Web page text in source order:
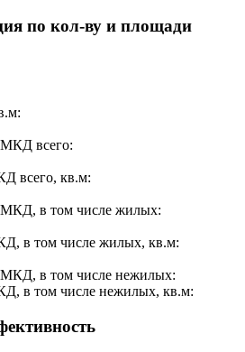
по кол-ву и площади
всего:
всего, кв.м:
в том числе жилых:
в том числе жилых, кв.м:
в том числе нежилых:
в том числе нежилых, кв.м: